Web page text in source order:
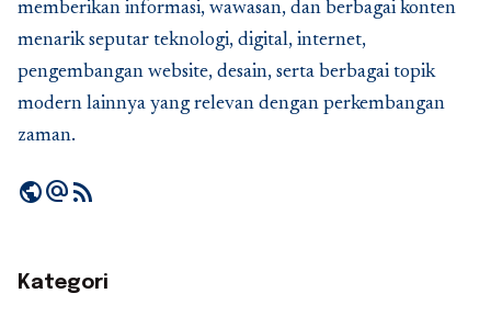
memberikan informasi, wawasan, dan berbagai konten
menarik seputar teknologi, digital, internet,
pengembangan website, desain, serta berbagai topik
modern lainnya yang relevan dengan perkembangan
zaman.
publicalternate_emailrss_feed
Kategori